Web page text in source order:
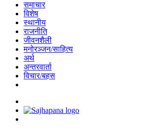
समाचार
विशेष
स्थानीय
राजनीति
जीवनशैली
मनोरञ्जन/साहित्य
अर्थ
अन्तरवार्ता
विचार/बहस